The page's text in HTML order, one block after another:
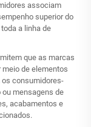
associam
superior do
a linha de
que as marcas
de elementos
consumidores-
mensagens de
acabamentos e